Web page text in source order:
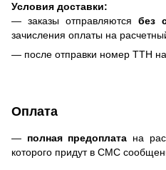
Условия доставки:
— заказы отправляются без
зачисления оплаты на
— после отправки номер ТТН
Оплата
— полная предоплата на
которого придут в СМС